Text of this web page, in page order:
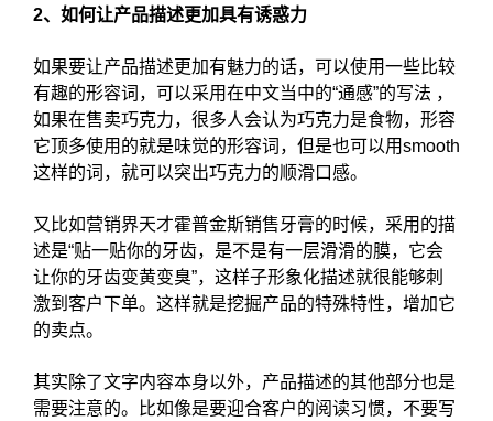
2、如何让产品描述更加具有诱惑力
如果要让产品描述更加有魅力的话，可以使用一些比较
有趣的形容词，可以采用在中文当中的“通感”的写法 ，
如果在售卖巧克力，很多人会认为巧克力是食物，形容
它顶多使用的就是味觉的形容词，但是也可以用smooth
这样的词，就可以突出巧克力的顺滑口感。
又比如营销界天才霍普金斯销售牙膏的时候，采用的描
述是“贴一贴你的牙齿，是不是有一层滑滑的膜，它会
让你的牙齿变黄变臭”，这样子形象化描述就很能够刺
激到客户下单。这样就是挖掘产品的特殊特性，增加它
的卖点。
其实除了文字内容本身以外，产品描述的其他部分也是
需要注意的。比如像是要迎合客户的阅读习惯，不要写